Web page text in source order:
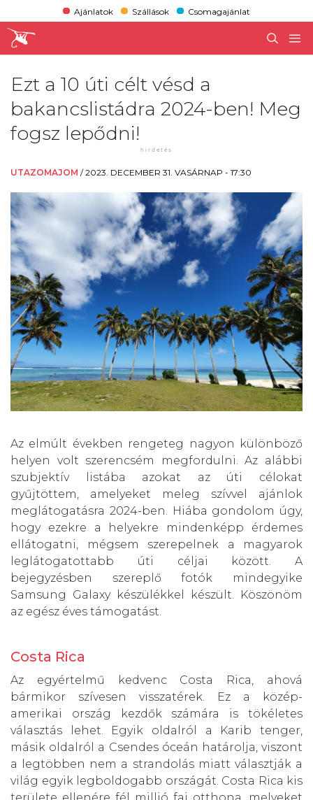
Ajánlatok Szállások Csomagajánlat
Ezt a 10 úti célt vésd a
bakancslistádra 2024-ben! Meg
fogsz lepődni!
UTAZOMAJOM /2023. DECEMBER 31. VASÁRNAP - 17:30
Az elmúlt években rengeteg nagyon különböző
helyen volt szerencsém megfordulni. Az alábbi
szubjektív listába azokat az úti célokat
gyűjtöttem, amelyeket meleg szívvel ajánlok
meglátogatásra 2024-ben. Hiába gondolom úgy,
hogy ezekre a helyekre mindenképp érdemes
ellátogatni, mégsem szerepelnek a magyarok
leglátogatottabb úti céljai között. A
bejegyzésben szereplő fotók mindegyike
Samsung Galaxy készülékkel készült. Köszönöm
az egész éves támogatást.
Costa Rica
Az egyértelmű kedvenc Costa Rica, ahová
bármikor szívesen visszatérek. Ez a közép-
amerikai ország kezdők számára is tökéletes
választás lehet. Egyik oldalról a Karib tenger,
másik oldalról a Csendes óceán határolja, viszont
a legtöbben nem a strandolás miatt választják a
világ egyik legboldogabb országát. Costa Rica kis